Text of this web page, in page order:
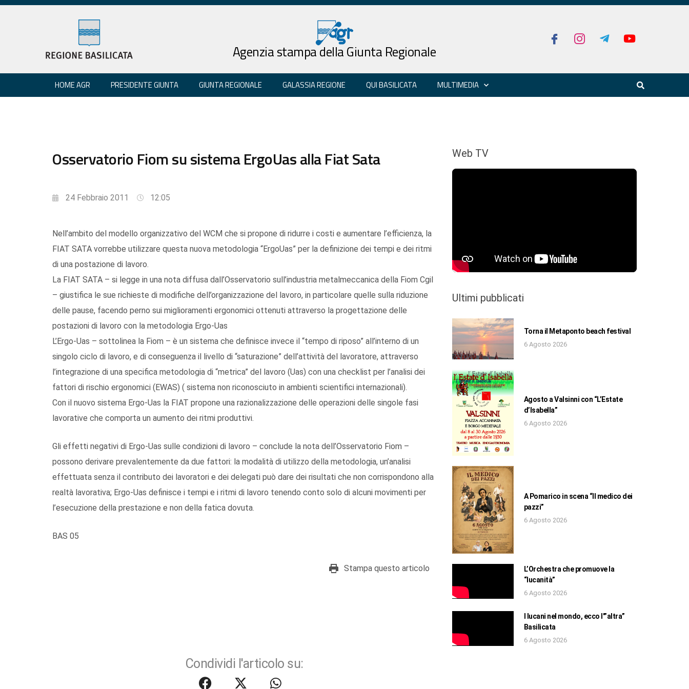
Agenzia stampa della Giunta Regionale
HOME AGR PRESIDENTE GIUNTA GIUNTA REGIONALE GALASSIA REGIONE QUI BASILICATA MULTIMEDIA
Osservatorio Fiom su sistema ErgoUas alla Fiat Sata
24 Febbraio 2011 12:05
Nell’ambito del modello organizzativo del WCM che si propone di ridurre i costi e aumentare l’efficienza, la
FIAT SATA vorrebbe utilizzare questa nuova metodologia “ErgoUas” per la definizione dei tempi e dei ritmi
di una postazione di lavoro.
La FIAT SATA – si legge in una nota diffusa dall’Osservatorio sull’industria metalmeccanica della Fiom Cgil
– giustifica le sue richieste di modifiche dell’organizzazione del lavoro, in particolare quelle sulla riduzione
delle pause, facendo perno sui miglioramenti ergonomici ottenuti attraverso la progettazione delle
postazioni di lavoro con la metodologia Ergo-Uas
L’Ergo-Uas – sottolinea la Fiom – è un sistema che definisce invece il “tempo di riposo” all’interno di un
singolo ciclo di lavoro, e di conseguenza il livello di “saturazione” dell’attività del lavoratore, attraverso
l’integrazione di una specifica metodologia di “metrica” del lavoro (Uas) con una checklist per l’analisi dei
fattori di rischio ergonomici (EWAS) ( sistema non riconosciuto in ambienti scientifici internazionali).
Con il nuovo sistema Ergo-Uas la FIAT propone una razionalizzazione delle operazioni delle singole fasi
lavorative che comporta un aumento dei ritmi produttivi.
Gli effetti negativi di Ergo-Uas sulle condizioni di lavoro – conclude la nota dell’Osservatorio Fiom –
possono derivare prevalentemente da due fattori: la modalità di utilizzo della metodologia, un’analisi
effettuata senza il contributo dei lavoratori e dei delegati può dare dei risultati che non corrispondono alla
realtà lavorativa; Ergo-Uas definisce i tempi e i ritmi di lavoro tenendo conto solo di alcuni movimenti per
l’esecuzione della prestazione e non della fatica dovuta.
BAS 05
Stampa questo articolo
Condividi l'articolo su:
Web TV
Ultimi pubblicati
Torna il Metaponto beach festival
6 Agosto 2026
Agosto a Valsinni con “L’Estate
d’Isabella”
6 Agosto 2026
A Pomarico in scena “Il medico dei
pazzi”
6 Agosto 2026
L’Orchestra che promuove la
“lucanità”
6 Agosto 2026
I lucani nel mondo, ecco l'”altra”
Basilicata
6 Agosto 2026